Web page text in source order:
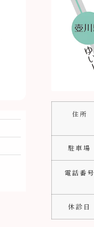
住所
駐車場
電話番号
休診日